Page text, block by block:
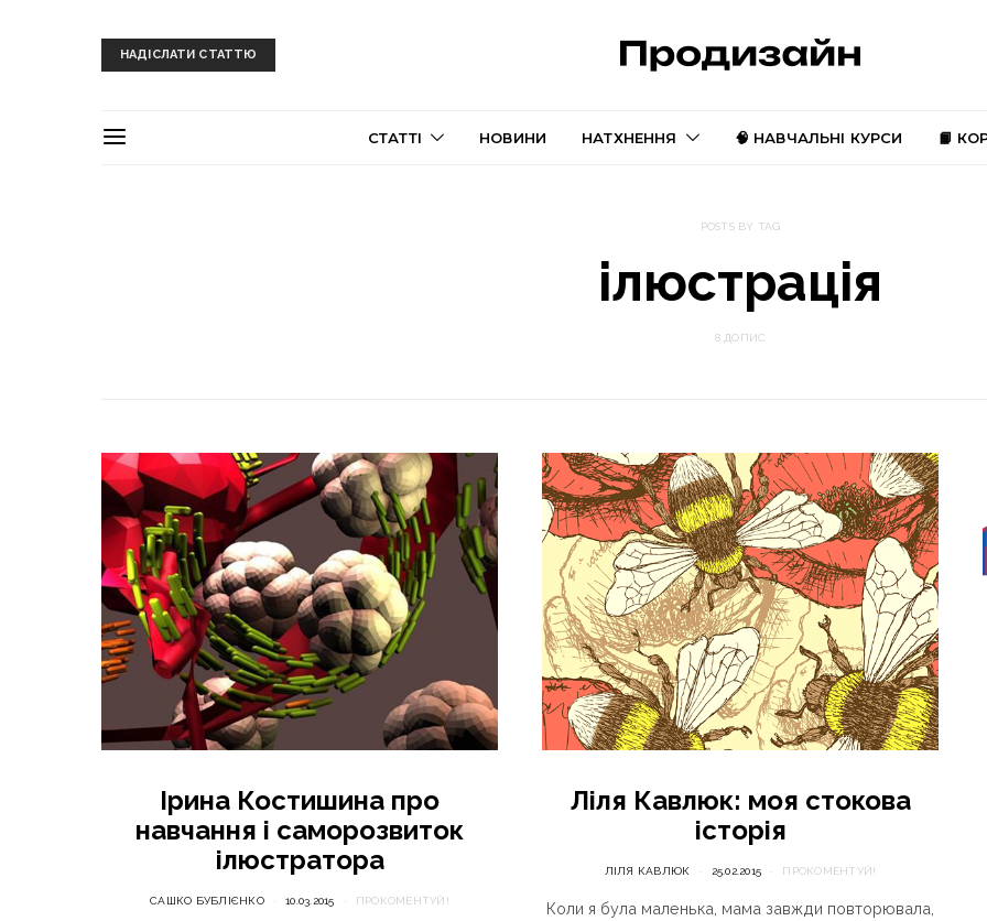
НАДІСЛАТИ СТАТТЮ
СТАТТІ НОВИНИ НАТХНЕННЯ 🧠 НАВЧАЛЬНІ КУРСИ 📙
POSTS BY TAG
ілюстрація
8 ДОПИС
Ірина Костишина про
навчання і саморозвиток
ілюстратора
САШКО БУБЛІЄНКО 10.03.2015 ПРОКОМЕНТУЙ!
Ліля Кавлюк: моя стокова
історія
ЛІЛЯ КАВЛЮК 25.02.2015 ПРОКОМЕНТУЙ!
Коли я була маленька, мама завжди повторювала,